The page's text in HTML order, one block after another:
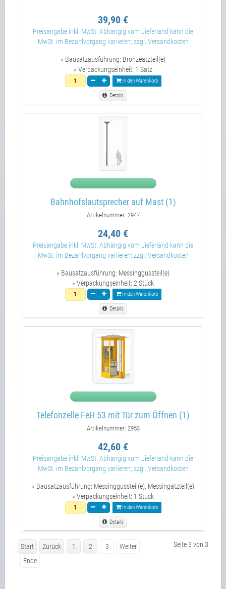
39,90 €
Preisangabe inkl. MwSt. Abhängig vom Lieferland kann die
MwSt. im Bezahlvorgang variieren; zzgl. Versandkosten
» Bausatzausführung: Bronzeätzteil(e)
» Verpackungseinheit: 1 Satz
In den Warenkorb
Details
Bahnhofslautsprecher auf Mast (1)
Artikelnummer: 2947
24,40 €
Preisangabe inkl. MwSt. Abhängig vom Lieferland kann die
MwSt. im Bezahlvorgang variieren; zzgl. Versandkosten
» Bausatzausführung: Messinggussteil(e)
» Verpackungseinheit: 2 Stück
In den Warenkorb
Details
Telefonzelle FeH 53 mit Tür zum Öffnen (1)
Artikelnummer: 2953
42,60 €
Preisangabe inkl. MwSt. Abhängig vom Lieferland kann die
MwSt. im Bezahlvorgang variieren; zzgl. Versandkosten
» Bausatzausführung: Messinggussteil(e), Messingätzteil(e)
» Verpackungseinheit: 1 Stück
In den Warenkorb
Details
Start Zurück 1 2 3
Weiter
Ende
Seite 3 von 3